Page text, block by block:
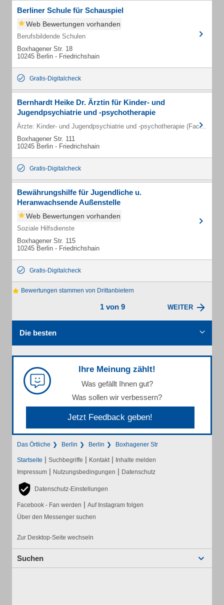
Berliner Schule für Schauspiel
Web Bewertungen vorhanden
Berufsbildende Schulen
Boxhagener Str. 18
10245 Berlin - Friedrichshain
Gratis-Digitalcheck
Bernhardt Heike Dr. Ärztin für Kinder- und
Jugendpsychiatrie und -psychotherapie
Ärzte: Kinder- und Jugendpsychiatrie und -psychotherapie (Fachärzte)
Boxhagener Str. 111
10245 Berlin - Friedrichshain
Gratis-Digitalcheck
Bewährungshilfe für Jugendliche u.
Heranwachsende Außenstelle
Web Bewertungen vorhanden
Soziale Hilfsdienste
Boxhagener Str. 115
10245 Berlin - Friedrichshain
Gratis-Digitalcheck
Bewertungen stammen von Drittanbietern
1 von 9 WEITER
Die besten
Ihre Meinung zählt!
Was gefällt Ihnen gut?
Was sollen wir verbessern?
Jetzt Feedback geben!
Das Örtliche Berlin Berlin Boxhagener Str
Startseite | Suchbegriffe | Kontakt | Inhalte melden
Impressum | Nutzungsbedingungen | Datenschutz
Datenschutz-Einstellungen
Facebook - Fan werden | Auf Instagram folgen
Über den Messenger suchen
Zur Desktop-Seite wechseln
Suchen